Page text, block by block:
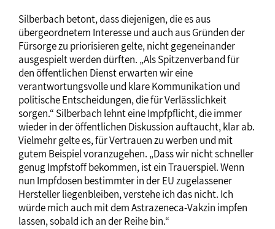
Silberbach betont, dass diejenigen, die es aus
übergeordnetem Interesse und auch aus Gründen der
Fürsorge zu priorisieren gelte, nicht gegeneinander
ausgespielt werden dürften. „Als Spitzenverband für
den öffentlichen Dienst erwarten wir eine
verantwortungsvolle und klare Kommunikation und
politische Entscheidungen, die für Verlässlichkeit
sorgen.“ Silberbach lehnt eine Impfpflicht, die immer
wieder in der öffentlichen Diskussion auftaucht, klar ab.
Vielmehr gelte es, für Vertrauen zu werben und mit
gutem Beispiel voranzugehen. „Dass wir nicht schneller
genug Impfstoff bekommen, ist ein Trauerspiel. Wenn
nun Impfdosen bestimmter in der EU zugelassener
Hersteller liegenbleiben, verstehe ich das nicht. Ich
würde mich auch mit dem Astrazeneca-Vakzin impfen
lassen, sobald ich an der Reihe bin.“